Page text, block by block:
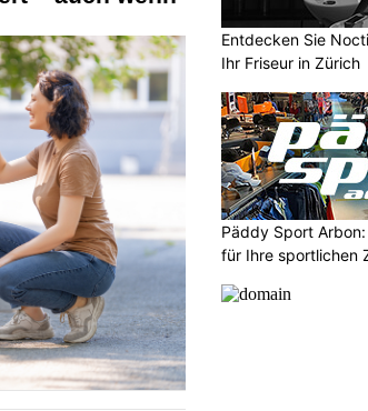
Entdecken Sie
Ihr Friseur in Zürich
Päddy Sport
für Ihre sportlichen